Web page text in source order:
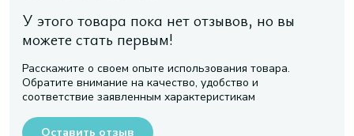
У этого товара пока нет отзывов, но вы
можете стать первым!
Расскажите о своем опыте использования товара.
Обратите внимание на качество, удобство и
соответствие заявленным характеристикам
Оставить отзыв